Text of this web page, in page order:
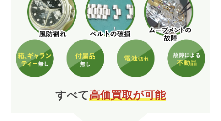
すべて高価買取が可能